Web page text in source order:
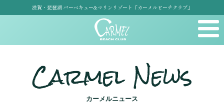
滋賀・琵琶湖 バーベキュー&マリンリゾート「カーメルビーチクラブ」
Carmel News
カーメルニュース